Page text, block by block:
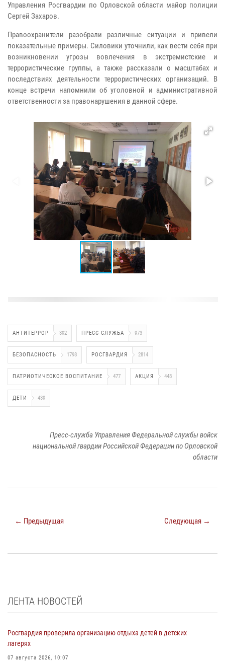
Управления Росгвардии по Орловской области майор полиции
Сергей Захаров.
Правоохранители разобрали различные ситуации и привели
показательные примеры. Силовики уточнили, как вести себя при
возникновении угрозы вовлечения в экстремистские и
террористические группы, а также рассказали о масштабах и
последствиях деятельности террористических организаций. В
конце встречи напомнили об уголовной и административной
ответственности за правонарушения в данной сфере.
АНТИТЕРРОР 392 ПРЕСС-СЛУЖБА 973
БЕЗОПАСНОСТЬ 1798 РОСГВАРДИЯ 2814
ПАТРИОТИЧЕСКОЕ ВОСПИТАНИЕ 477 АКЦИЯ 448
ДЕТИ 439
Пресс-служба Управления Федеральной службы войск
национальной гвардии Российской Федерации по Орловской
области
← Предыдущая Следующая →
ЛЕНТА НОВОСТЕЙ
Росгвардия проверила организацию отдыха детей в детских
лагерях
07 августа 2026, 10:07